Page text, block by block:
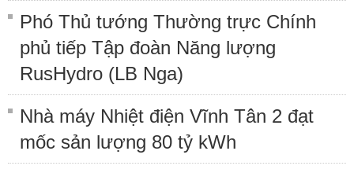
Phó Thủ tướng Thường trực Chính
phủ tiếp Tập đoàn Năng lượng
RusHydro (LB Nga)
Nhà máy Nhiệt điện Vĩnh Tân 2 đạt
mốc sản lượng 80 tỷ kWh